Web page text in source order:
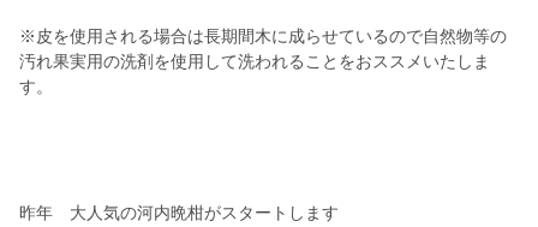
※皮を使用される場合は長期間木に成らせているので自然物等の
汚れ果実用の洗剤を使用して洗われることをおススメいたしま
す。
昨年 大人気の河内晩柑がスタートします